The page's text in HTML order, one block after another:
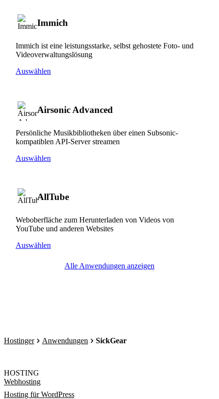
Immich
Immich ist eine leistungsstarke, selbst gehostete Foto- und
Videoverwaltungslösung
Auswählen
Airsonic Advanced
Persönliche Musikbibliotheken über einen Subsonic-
kompatiblen API-Server streamen
Auswählen
AllTube
Weboberfläche zum Herunterladen von Videos von
YouTube und anderen Websites
Auswählen
Alle Anwendungen anzeigen
Hostinger Anwendungen SickGear
HOSTING
Webhosting
Hosting für WordPress